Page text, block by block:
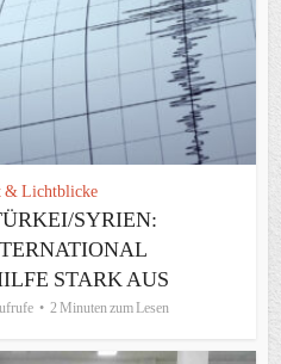
& Lichtblicke
SYRIEN:
STARK AUS
2 Minuten zum Lesen